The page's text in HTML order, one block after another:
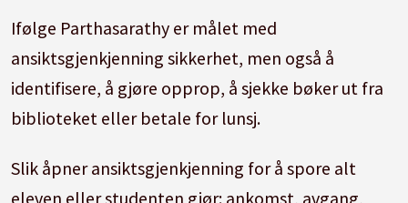
Ifølge Parthasarathy er målet med
ansiktsgjenkjenning sikkerhet, men også å
identifisere, å gjøre opprop, å sjekke bøker ut fra
biblioteket eller betale for lunsj.
Slik åpner ansiktsgjenkjenning for å spore alt
eleven eller studenten gjør: ankomst, avgang,